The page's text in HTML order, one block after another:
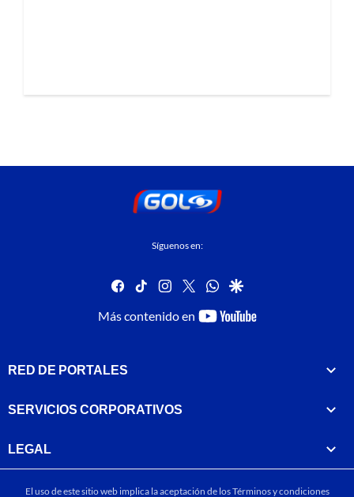
Síguenos en:
facebook
tiktok instagram
twitterwhatsapp
google
Más contenido en
youtube-
RED DE PORTALES
SERVICIOS CORPORATIVOS
LEGAL
El uso de este sitio web implica la aceptación de losTérminos y condiciones